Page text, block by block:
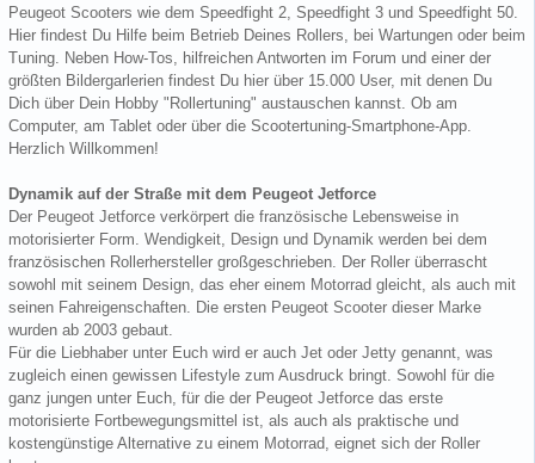
Peugeot Scooters wie dem Speedfight 2, Speedfight 3 und Speedfight 50.
Hier findest Du Hilfe beim Betrieb Deines Rollers, bei Wartungen oder beim
Tuning. Neben How-Tos, hilfreichen Antworten im Forum und einer der
größten Bildergarlerien findest Du hier über 15.000 User, mit denen Du
Dich über Dein Hobby "Rollertuning" austauschen kannst. Ob am
Computer, am Tablet oder über die Scootertuning-Smartphone-App.
Herzlich Willkommen!
Dynamik auf der Straße mit dem Peugeot Jetforce
Der Peugeot Jetforce verkörpert die französische Lebensweise in
motorisierter Form. Wendigkeit, Design und Dynamik werden bei dem
französischen Rollerhersteller großgeschrieben. Der Roller überrascht
sowohl mit seinem Design, das eher einem Motorrad gleicht, als auch mit
seinen Fahreigenschaften. Die ersten Peugeot Scooter dieser Marke
wurden ab 2003 gebaut.
Für die Liebhaber unter Euch wird er auch Jet oder Jetty genannt, was
zugleich einen gewissen Lifestyle zum Ausdruck bringt. Sowohl für die
ganz jungen unter Euch, für die der Peugeot Jetforce das erste
motorisierte Fortbewegungsmittel ist, als auch als praktische und
kostengünstige Alternative zu einem Motorrad, eignet sich der Roller